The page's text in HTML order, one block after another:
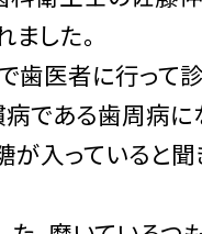
した。
歯医者に行って
である歯周病に
が入っていると